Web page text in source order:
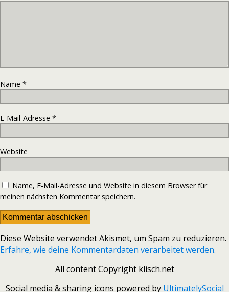
Name *
E-Mail-Adresse *
Website
Name, E-Mail-Adresse und Website in diesem Browser für
meinen nächsten Kommentar speichern.
Diese Website verwendet Akismet, um Spam zu reduzieren.
Erfahre, wie deine Kommentardaten verarbeitet werden.
All content Copyright klisch.net
Social media & sharing icons powered by UltimatelySocial